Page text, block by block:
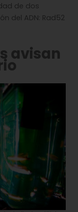
de dos
del ADN: Rad52
avisan